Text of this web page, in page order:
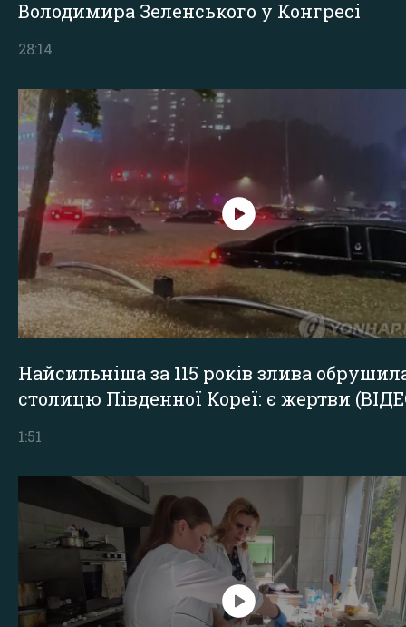
Володимира Зеленського у Конгресі
28:14
Найсильніша за 115 років злива
столицю Південної Кореї: є жертви
1:51